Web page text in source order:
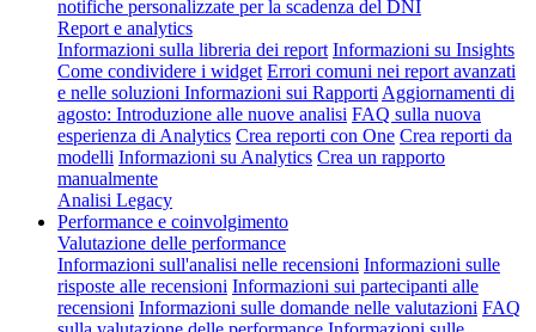
notifiche personalizzate per la scadenza del DNI
Report e analytics
Informazioni sulla libreria dei report Informazioni su Insights
Come condividere i widget Errori comuni nei report avanzati
e nelle soluzioni Informazioni sui Rapporti Aggiornamenti di
agosto: Introduzione alle nuove analisi FAQ sulla nuova
esperienza di Analytics Crea reporti con One Crea reporti da
modelli Informazioni su Analytics Crea un rapporto
manualmente
Analisi Legacy
Performance e coinvolgimento
Valutazione delle performance
Informazioni sull'analisi nelle recensioni Informazioni sulle
risposte alle recensioni Informazioni sui partecipanti alle
recensioni Informazioni sulle domande nelle valutazioni FAQ